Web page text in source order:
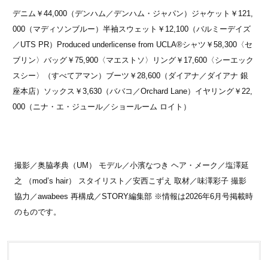
デニム￥44,000（デンハム／デンハム・ジャパン）ジャケット￥121,
000（マディソンブルー）半袖スウェット￥12,100（バルミーデイズ
／UTS PR）Produced underlicense from UCLA®シャツ￥58,300〈セ
ブリン〉バッグ￥75,900〈マエストソ〉リング￥17,600〈シーエック
スシー〉（すべてアマン）ブーツ￥28,600（ダイアナ／ダイアナ 銀
座本店）ソックス￥3,630（ババコ／Orchard Lane）イヤリング￥22,
000（ニナ・エ・ジュール／ショールーム ロイト）
撮影／奥脇孝典（UM） モデル／小濱なつき ヘア・メーク／塩澤延
之 （mod’s hair） スタイリスト／安西こずえ 取材／味澤彩子 撮影
協力／awabees 再構成／STORY編集部 ※情報は2026年6月号掲載時
のものです。